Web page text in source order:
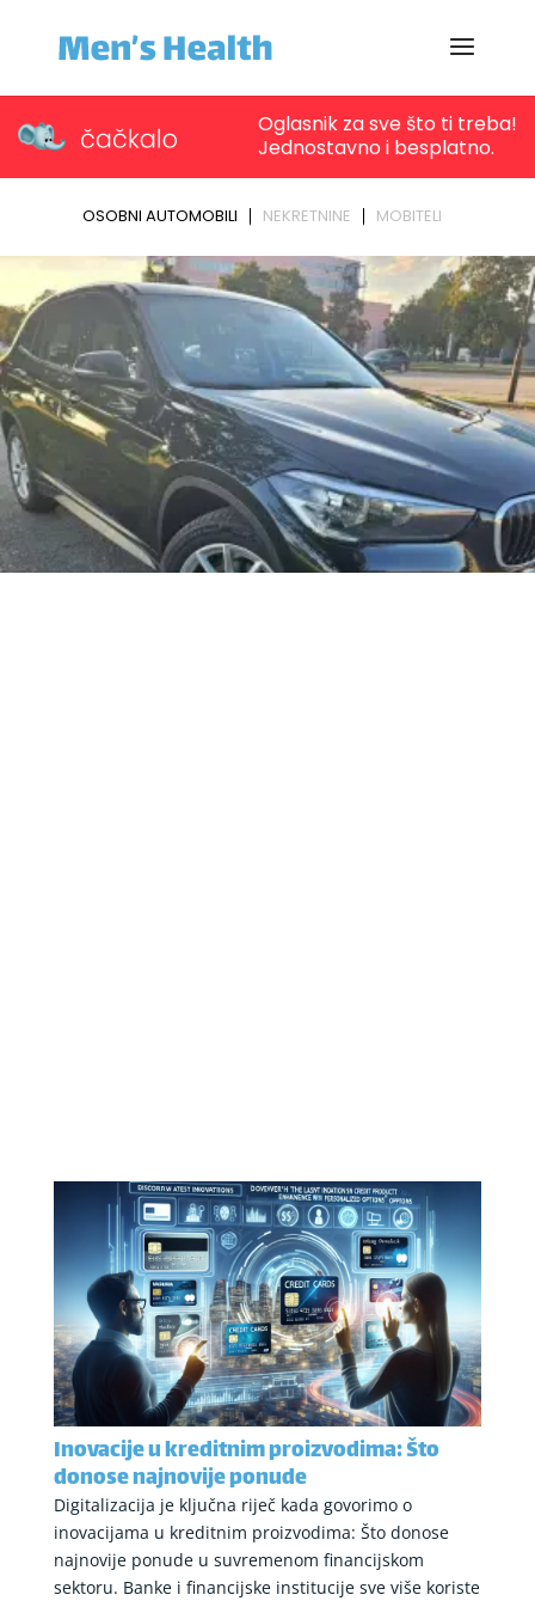
Inovacije u kreditnim proizvodima: Što
donose najnovije ponude
Digitalizacija je ključna riječ kada govorimo o
inovacijama u kreditnim proizvodima: Što donose
najnovije ponude u suvremenom financijskom
sektoru. Banke i financijske institucije sve više koriste